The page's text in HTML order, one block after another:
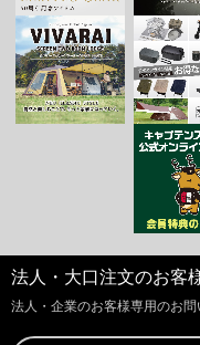
法人・大口注文のお客
法人・企業のお客様専用のお問